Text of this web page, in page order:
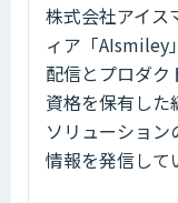
株式会社アイス
ィア「AIsmiley
配信とプロダク
資格を保有した
ソリューション
情報を発信して